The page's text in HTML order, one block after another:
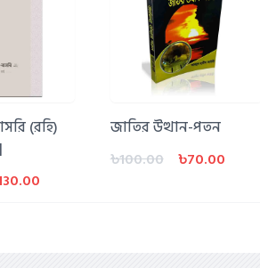
(রহি)
জাতির উত্থান-পতন
৳100.00
৳70.00